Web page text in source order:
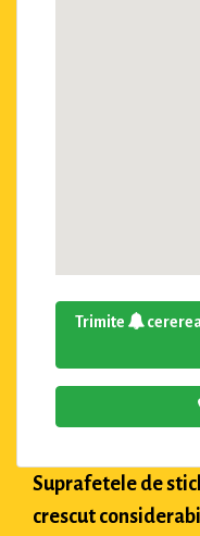
Trimite
cererea
Suprafetele de
crescut